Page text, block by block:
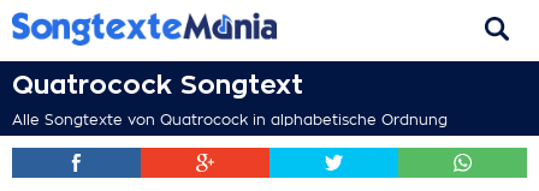
Quatrocock Songtext
Alle Songtexte von Quatrocock in alphabetische Ordnung